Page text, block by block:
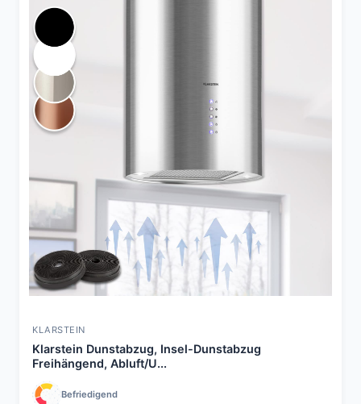
KLARSTEIN
Klarstein Dunstabzug, Insel-Dunstabzug
Freihängend, Abluft/U...
Befriedigend